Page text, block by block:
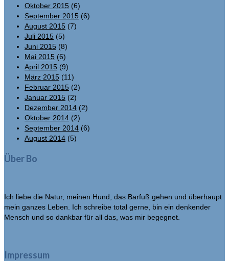
Oktober 2015 (6)
September 2015 (6)
August 2015 (7)
Juli 2015 (5)
Juni 2015 (8)
Mai 2015 (6)
April 2015 (9)
März 2015 (11)
Februar 2015 (2)
Januar 2015 (2)
Dezember 2014 (2)
Oktober 2014 (2)
September 2014 (6)
August 2014 (5)
Über Bo
Ich liebe die Natur, meinen Hund, das Barfuß gehen und überhaupt
mein ganzes Leben. Ich schreibe total gerne, bin ein denkender
Mensch und so dankbar für all das, was mir begegnet.
Impressum